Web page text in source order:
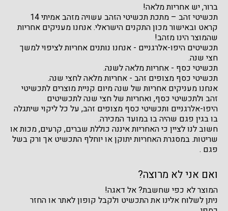
ברור, יש אחריות מלאה!
תכשיטי זהב – מתכת תכשיטי הזהב עשויה מזהב אמיתי 14
קראט ובאישור מכון התקנים הישראלי. אנחנו מעניקים אחריות
שהמוצר הינו מזהב!
תכשיטים היפו-אלרגניים - אנחנו נותנים אחריות לציפוי למשך
חצי שנה.
תכשיטי כסף - אחריות מלאה לשנה.
תכשיטי כסף מצופים זהב - אחריות מלאה לחצי שנה.
אנחנו מעניקים אחריות של שנה מיום קניית מוצרים לתכשיטי
זהב ולתכשיטי כסף, ואחריות של חצי שנה לתכשיטים
היפו-אלרגניים ותכשיטי כסף מצופים זהב, על כל ליקוי שיתגלה
בו בגין פגם שהיה בו במועד המכירה.
חשוב לנו לציין כי האחריות איננה כוללת שברים, קרעים, מכות או
שריטות. במסגרת האחריות יתוקן או יוחלף התכשיט אך ורק בשל
פגם .
ואם אני לא מרוצה?
המוצר לא כפי שחשבת? אל דאגה!
ניתן לשלוח אלינו את התכשיט ולקבל קופון לאתר או החזר